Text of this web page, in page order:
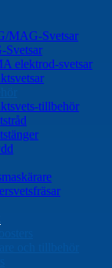
MAG-Svetsar
Svetsar
elektrod-svetsar
tillbehör